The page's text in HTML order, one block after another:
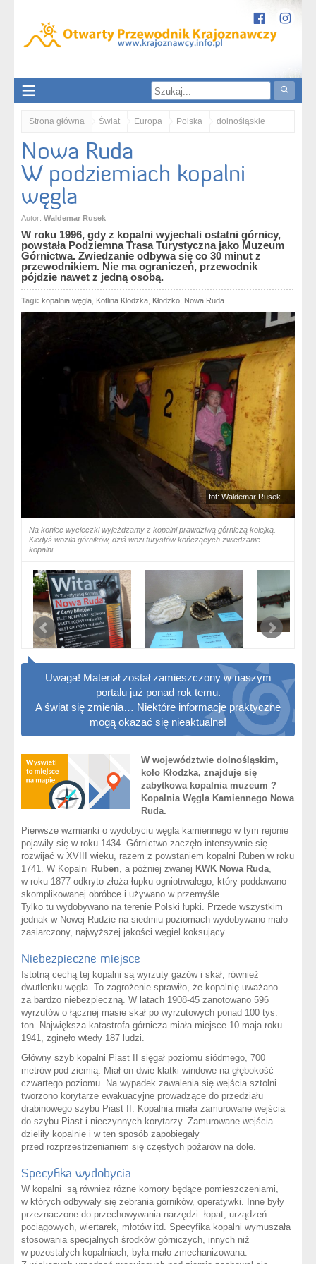
Strona główna Świat Europa Polska dolnośląskie
Sudety Kotlina Kłodzka
Nowa Ruda. W podziemiach kopalni węgla
Nowa Ruda
W podziemiach kopalni
węgla
Autor: Waldemar Rusek
W roku 1996, gdy z kopalni wyjechali ostatni górnicy,
powstała Podziemna Trasa Turystyczna jako Muzeum
Górnictwa. Zwiedzanie odbywa się co 30 minut z
przewodnikiem. Nie ma ograniczeń, przewodnik
pójdzie nawet z jedną osobą.
Tagi: kopalnia węgla Kotlina Kłodzka Kłodzko Nowa Ruda
fot: Waldemar Rusek
Na koniec wycieczki wyjeżdżamy z kopalni prawdziwą górniczą kolejką.
Kiedyś woziła górników, dziś wozi turystów kończących zwiedzanie
kopalni.
Uwaga! Materiał został zamieszczony w naszym
portalu już ponad rok temu.
A świat się zmienia… Niektóre informacje praktyczne
mogą okazać się nieaktualne!
W województwie dolnośląskim,
koło Kłodzka, znajduje się
zabytkowa kopalnia muzeum ?
Kopalnia Węgla Kamiennego Nowa
Ruda.
Pierwsze wzmianki o wydobyciu węgla kamiennego w tym rejonie
pojawiły się w roku 1434. Górnictwo zaczęło intensywnie się
rozwijać w XVIII wieku, razem z powstaniem kopalni Ruben w roku
1741. W Kopalni Ruben, a później zwanej KWK Nowa Ruda,
w roku 1877 odkryto złoża łupku ogniotrwałego, który poddawano
skomplikowanej obróbce i używano w przemyśle.
Tylko tu wydobywano na terenie Polski łupki. Przede wszystkim
jednak w Nowej Rudzie na siedmiu poziomach wydobywano mało
zasiarczony, najwyższej jakości węgiel koksujący.
Niebezpieczne miejsce
Istotną cechą tej kopalni są wyrzuty gazów i skał, również
dwutlenku węgla. To zagrożenie sprawiło, że kopalnię uważano
za bardzo niebezpieczną. W latach 1908-45 zanotowano 596
wyrzutów o łącznej masie skał po wyrzutowych ponad 100 tys.
ton. Największa katastrofa górnicza miała miejsce 10 maja roku
1941, zginęło wtedy 187 ludzi.
Główny szyb kopalni Piast II sięgał poziomu siódmego, 700
metrów pod ziemią. Miał on dwie klatki windowe na głębokość
czwartego poziomu. Na wypadek zawalenia się wejścia sztolni
tworzono korytarze ewakuacyjne prowadzące do przedziału
drabinowego szybu Piast II. Kopalnia miała zamurowane wejścia
do szybu Piast i nieczynnych korytarzy. Zamurowane wejścia
dzieliły kopalnie i w ten sposób zapobiegały
przed rozprzestrzenianiem się częstych pożarów na dole.
Specyfika wydobycia
W kopalni są również różne komory będące pomieszczeniami,
w których odbywały się zebrania górników, operatywki. Inne były
przeznaczone do przechowywania narzędzi: łopat, urządzeń
pociągowych, wiertarek, młotów itd. Specyfika kopalni wymuszała
stosowania specjalnych środków górniczych, innych niż
w pozostałych kopalniach, była mało zmechanizowana.